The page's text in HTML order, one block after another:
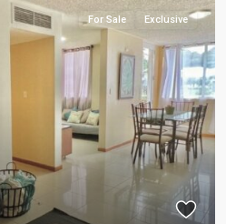
For Sale Exclusive